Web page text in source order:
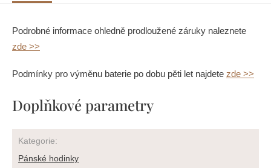
Podrobné informace ohledně prodloužené záruky naleznete
zde >>
Podmínky pro výměnu baterie po dobu pěti let najdete zde >>
Doplňkové parametry
Kategorie:
Pánské hodinky